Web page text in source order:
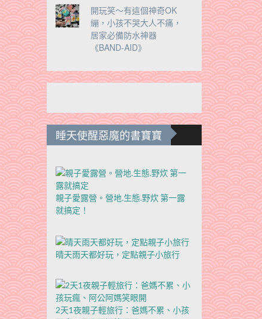
開玩笑～有這個神奇OK
繃，小孩不哭大人不痛，
居家必備防水神器
《BAND-AID》
睡天使醒惡魔的書寶寶
親子愛露營。營地.生態.野炊 第一露
就搞定！
晴天雨天都好玩，定點親子小旅行
2天1夜親子輕旅行：爸媽不累、小孩